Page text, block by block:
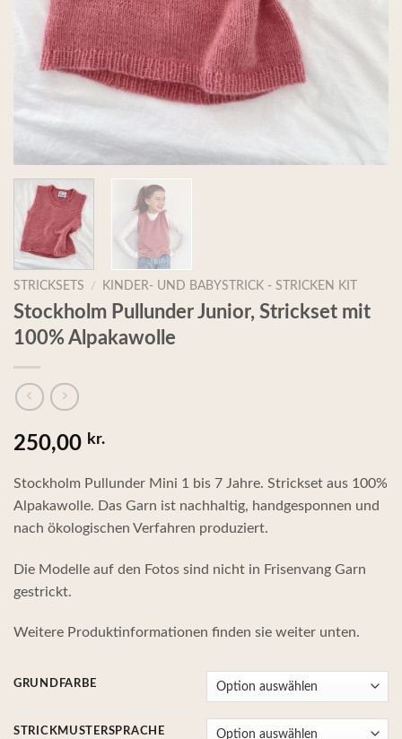
STRICKSETS / KINDER- UND BABYSTRICK - STRICKEN KIT
Stockholm Pullunder Junior, Strickset mit
100% Alpakawolle
250,00 kr.
Stockholm Pullunder Mini 1 bis 7 Jahre. Strickset aus 100%
Alpakawolle. Das Garn ist nachhaltig, handgesponnen und
nach ökologischen Verfahren produziert.
Die Modelle auf den Fotos sind nicht in Frisenvang Garn
gestrickt.
Weitere Produktinformationen finden sie weiter unten.
GRUNDFARBE
STRICKMUSTERSPRACHE